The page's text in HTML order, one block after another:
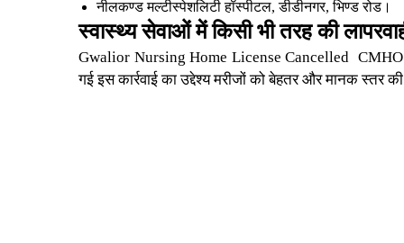
नीलकण्ड मल्टीस्पेशलिटी हॉस्‍पीटल, डीडीनगर, भिण्ड रोड।
स्वास्थ्य सेवाओं में किसी भी तरह की
Gwalior Nursing Home License Cancelled CMHO
गई इस कार्रवाई का उद्देश्य मरीजों को बेहतर और मानक स्तर